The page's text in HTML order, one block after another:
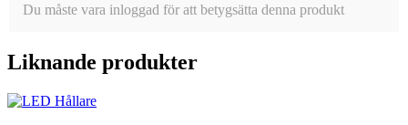
Du måste vara inloggad för att betygsätta denna produkt
Liknande produkter